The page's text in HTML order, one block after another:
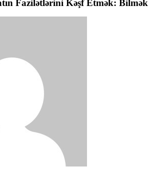
Fazilətlərini Kəşf Etmək: Bilmək